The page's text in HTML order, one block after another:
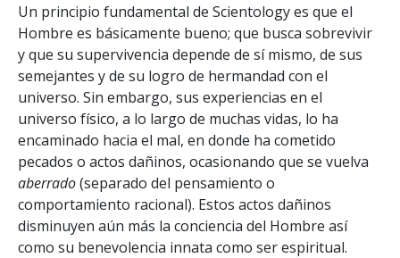
Un principio fundamental de Scientology es que el
Hombre es básicamente bueno; que busca sobrevivir
y que su supervivencia depende de sí mismo, de sus
semejantes y de su logro de hermandad con el
universo. Sin embargo, sus experiencias en el
universo físico, a lo largo de muchas vidas, lo ha
encaminado hacia el mal, en donde ha cometido
pecados o actos dañinos, ocasionando que se vuelva
aberrado(separado del pensamiento o
comportamiento racional). Estos actos dañinos
disminuyen aún más la conciencia del Hombre así
como su benevolencia innata como ser espiritual.